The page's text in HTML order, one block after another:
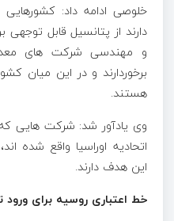
خلوصی ادامه داد: کشورهایی
دارند از پتانسیل قابل
و مهندسی شرکت های
برخوردارند و در این میان
هستند.
وی یادآور شد: شرکت هایی
اتحادیه اوراسیا واقع شده
این هدف دارند.
خط اعتباری روسیه برای